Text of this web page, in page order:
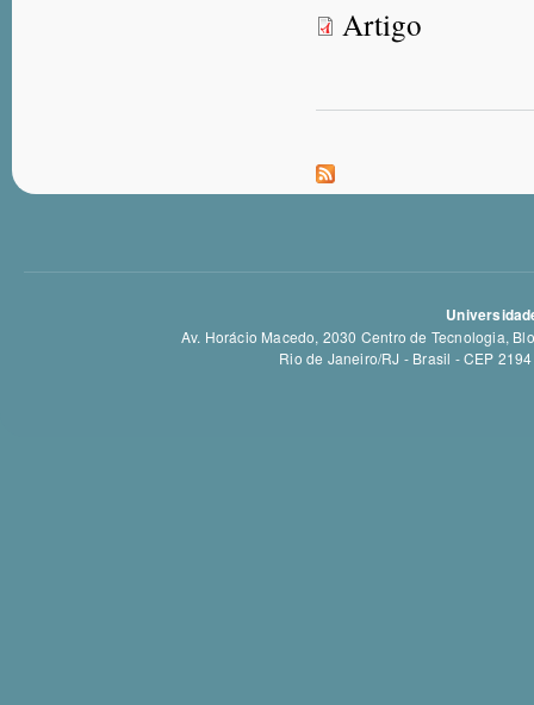
Artigo
Av. Horácio Macedo, 2030 Centro de Tecnologia,
Rio de Janeiro/RJ - Brasil - CEP